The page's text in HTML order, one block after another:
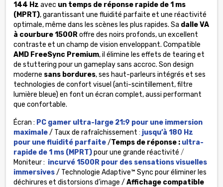
144 Hz avec un temps de réponse rapide de 1 ms
(MPRT), garantissant une fluidité parfaite et une réactivité
optimale, même dans les scènes les plus rapides. Sa dalle VA
à courbure 1500Roffre des noirs profonds, un excellent
contraste et un champ de vision enveloppant. Compatible
AMD FreeSync Premium, il élimine les effets de tearing et
de stuttering pour un gameplay sans accroc. Son design
moderne sans bordures, ses haut-parleurs intégrés et ses
technologies de confort visuel (anti-scintillement, filtre
lumière bleue) en font un écran complet, aussi performant
que confortable.
Écran : PC gamer ultra-large 21:9 pour une immersion
maximale/ Taux de rafraîchissement : jusqu’à 180 Hz
pour une fluidité parfaite/Temps de réponse : ultra-
rapide de 1 ms (MPRT)pour une grande réactivité /
Moniteur : incurvé 1500R pour des sensations visuelles
immersives/ Technologie Adaptive™ Sync pour éliminer les
déchirures et distorsions d’image / Affichage compatible